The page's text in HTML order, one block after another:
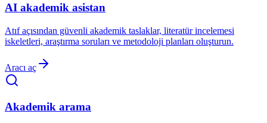
AI akademik asistan
Atıf açısından güvenli akademik taslaklar, literatür incelemesi
iskeletleri, araştırma soruları ve metodoloji planları oluşturun.
Aracı aç
Akademik arama